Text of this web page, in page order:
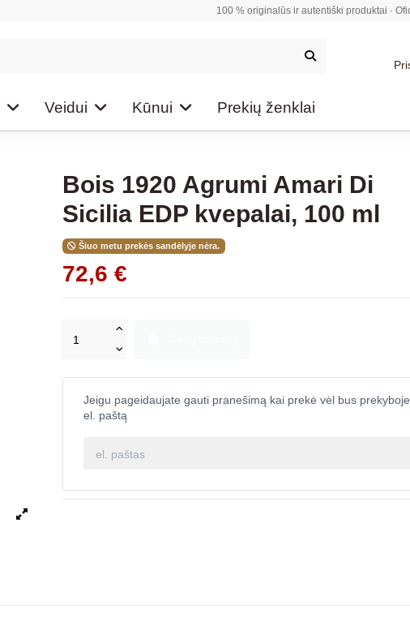
100 % originalūs ir autentiški produktai ·
Veidui Kūnui Prekių ženklai
Bois 1920 Agrumi Amari Di
Sicilia EDP kvepalai, 100 ml
Šiuo metu prekės sandėlyje nėra.
72,6 €
Jeigu pageidaujate gauti pranešimą kai prekė vėl bus
el. paštą